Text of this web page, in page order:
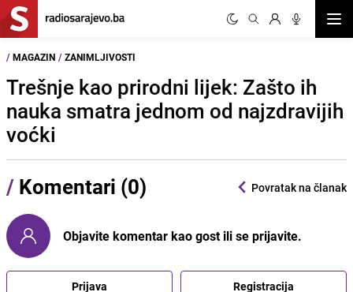
/ MAGAZIN / ZANIMLJIVOSTI
Trešnje kao prirodni lijek: Zašto ih
nauka smatra jednom od najzdravijih
voćki
/ Komentari (0) Povratak na članak
Objavite komentar kao gost ili se prijavite.
Prijava Registracija